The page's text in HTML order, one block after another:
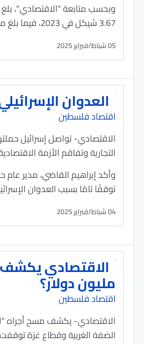
3.67 شيكل في 2023، فيما بلغ متوسط سعر الشراء 3.70 شيكل مقابل الدولار.
05 شباط/فبراير 2025
العدوان
اقتصاد فلسطين
الاقتصادي- تواصل إسرائيل
التجارية وتفاقم الأزمة الاقتصادية
وأكد إبراهيم القاضي، مدير عام
توقفًا تامًا بسبب العدوان
04 شباط/فبراير 2025
مليون دولار؟
اقتصاد فلسطين
الضفة الغربية وقطاع غزة توقفت